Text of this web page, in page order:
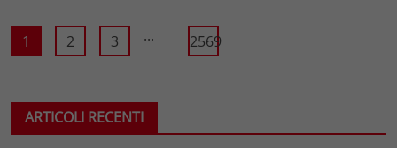
1 2 3 ... 2569
ARTICOLI RECENTI